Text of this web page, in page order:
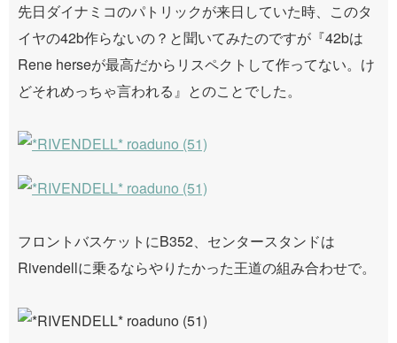
先日ダイナミコのパトリックが来日していた時、このタ
イヤの42b作らないの？と聞いてみたのですが『42bは
Rene herseが最高だからリスペクトして作ってない。け
どそれめっちゃ言われる』とのことでした。
フロントバスケットにB352、センタースタンドは
Rivendellに乗るならやりたかった王道の組み合わせで。